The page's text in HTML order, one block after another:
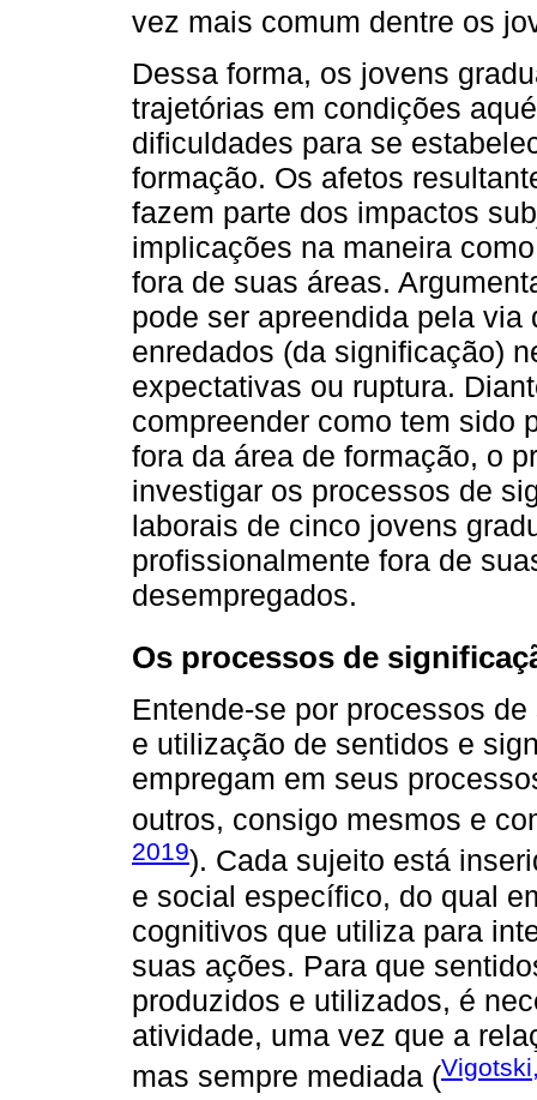
vez mais comum dentre os
Dessa forma, os jovens
trajetórias em condições
dificuldades para se
formação. Os afetos
fazem parte dos impactos
implicações na maneira
fora de suas áreas.
pode ser apreendida pela
enredados (da significação)
expectativas ou ruptura.
compreender como tem sido
fora da área de formação, o
investigar os processos de
laborais de cinco jovens
profissionalmente fora de
desempregados.
Os processos de
Entende-se por processos
e utilização de sentidos e
empregam em seus
outros, consigo mesmos e
2019). Cada sujeito está
e social específico, do qual
cognitivos que utiliza para
suas ações. Para que
produzidos e utilizados, é
atividade, uma vez que a
mas sempre mediada (